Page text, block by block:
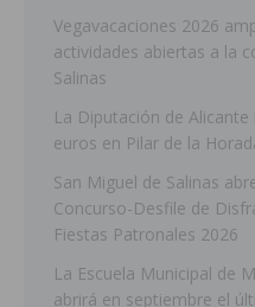
Vegavacaciones 2026
actividades abiertas a la
Salinas
La Diputación de
euros en Pilar de la
San Miguel de Salinas
Concurso-Desfile de
Fiestas Patronales 2026
La Escuela Municipal de
abrirá en septiembre el